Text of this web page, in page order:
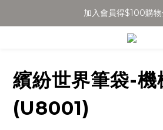
全館滿$699免運
加入會員得$100購
全館滿$699免運
繽紛世界筆袋-機
(U8001)